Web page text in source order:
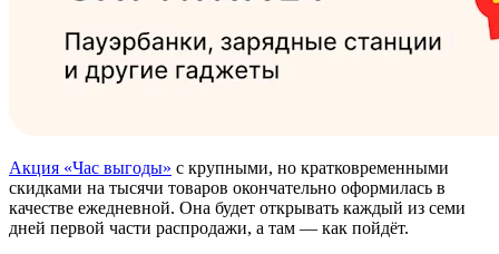
Акция «Час выгоды» с крупными, но кратковременными
скидками на тысячи товаров окончательно оформилась в
качестве ежедневной. Она будет открывать каждый из семи
дней первой части распродажи, а там — как пойдёт.